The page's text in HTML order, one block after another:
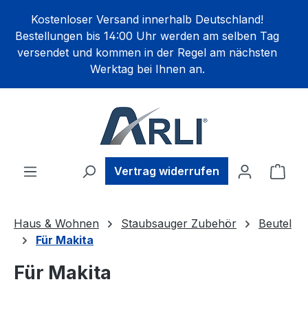
springen
Kostenloser Versand innerhalb Deutschland!
Bestellungen bis 14:00 Uhr werden am selben Tag
versendet und kommen in der Regel am nächsten
Werktag bei Ihnen an.
Vertrag widerrufen
Haus & Wohnen Staubsauger Zubehör
Beutel
Für Makita
Für Makita